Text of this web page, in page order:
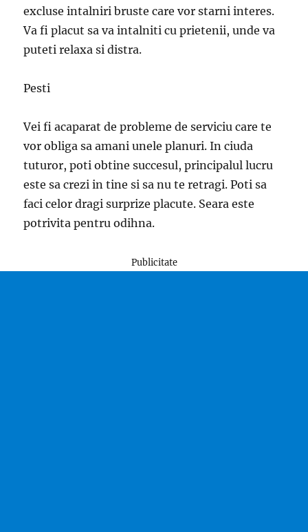
excluse intalniri bruste care vor starni interes.
Va fi placut sa va intalniti cu prietenii, unde va
puteti relaxa si distra.
Pesti
Vei fi acaparat de probleme de serviciu care te
vor obliga sa amani unele planuri. In ciuda
tuturor, poti obtine succesul, principalul lucru
este sa crezi in tine si sa nu te retragi. Poti sa
faci celor dragi surprize placute. Seara este
potrivita pentru odihna.
Publicitate